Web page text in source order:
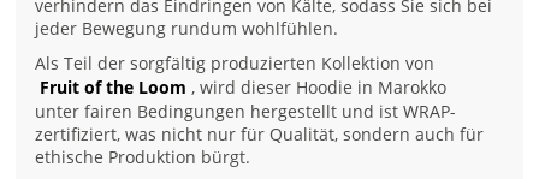
verhindern das Eindringen von Kälte, sodass Sie sich bei
jeder Bewegung rundum wohlfühlen.
Als Teil der sorgfältig produzierten Kollektion von
Fruit of the Loom , wird dieser Hoodie in Marokko
unter fairen Bedingungen hergestellt und ist WRAP-
zertifiziert, was nicht nur für Qualität, sondern auch für
ethische Produktion bürgt.